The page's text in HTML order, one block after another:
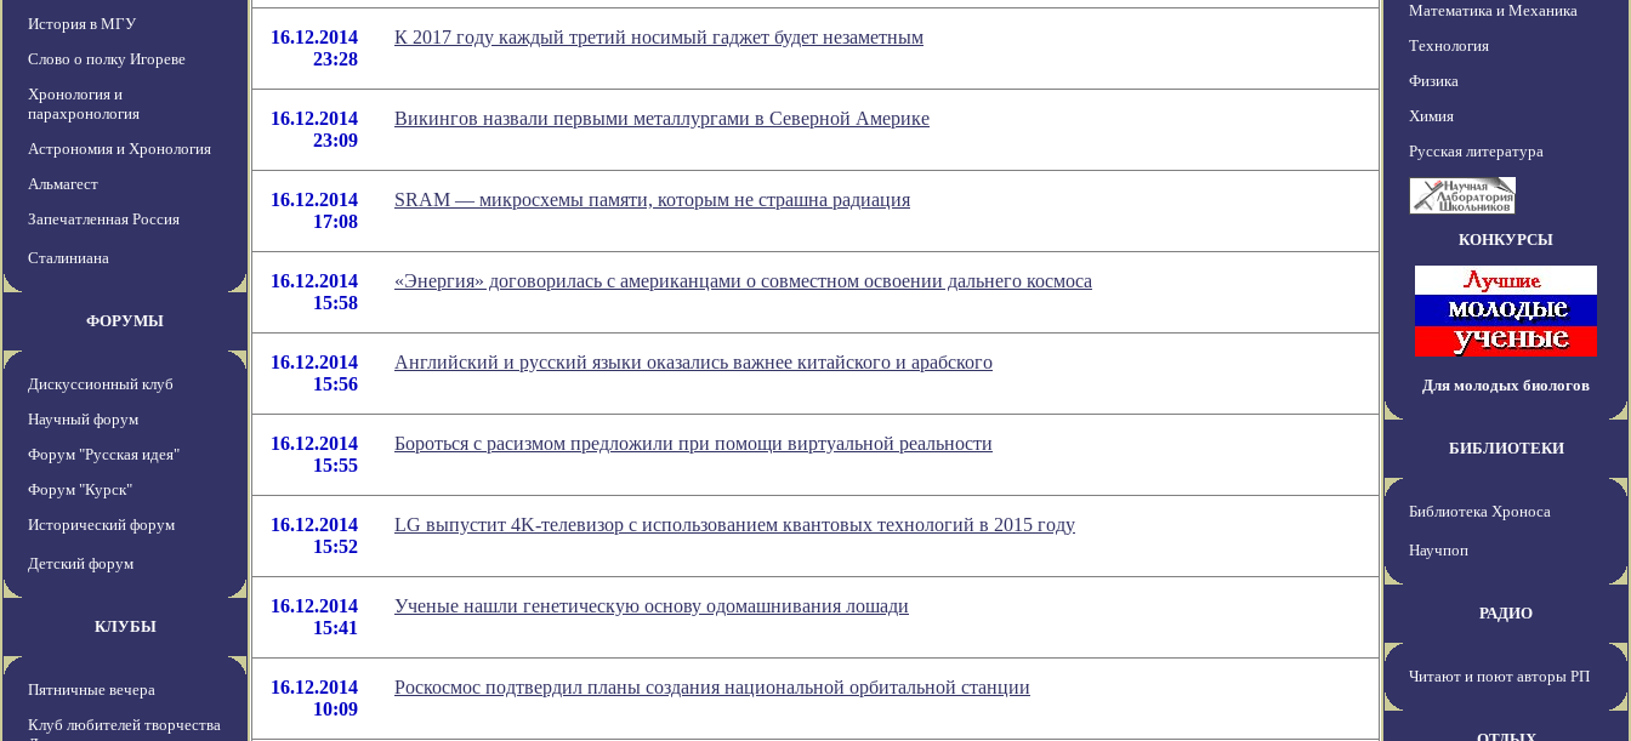
История в МГУ
Слово о полку Игореве
Хронология и
парахронология
Астрономия и Хронология
Альмагест
Запечатленная Россия
Сталиниана
ФОРУМЫ
Дискуссионный клуб
Научный форум
Форум "Русская идея"
Форум "Курск"
Исторический форум
Детский форум
КЛУБЫ
Пятничные вечера
Клуб любителей творчества
16.12.2014
23:28
К 2017 году каждый третий носимый гаджет будет незаметным
16.12.2014
23:09
Викингов назвали первыми металлургами в Северной Америке
16.12.2014
17:08
SRAM — микросхемы памяти, которым не страшна радиация
16.12.2014
15:58
«Энергия» договорилась с американцами о совместном освоении дальнего космоса
16.12.2014
15:56
Английский и русский языки оказались важнее китайского и арабского
16.12.2014
15:55
Бороться с расизмом предложили при помощи виртуальной реальности
16.12.2014
15:52
LG выпустит 4K-телевизор с использованием квантовых технологий в 2015 году
16.12.2014
15:41
Ученые нашли генетическую основу одомашнивания лошади
16.12.2014
10:09
Роскосмос подтвердил планы создания национальной орбитальной станции
Математика и Механика
Технология
Физика
Химия
Русская литература
КОНКУРСЫ
Для молодых биологов
БИБЛИОТЕКИ
Библиотека Хроноса
Научпоп
РАДИО
Читают и поют авторы РП